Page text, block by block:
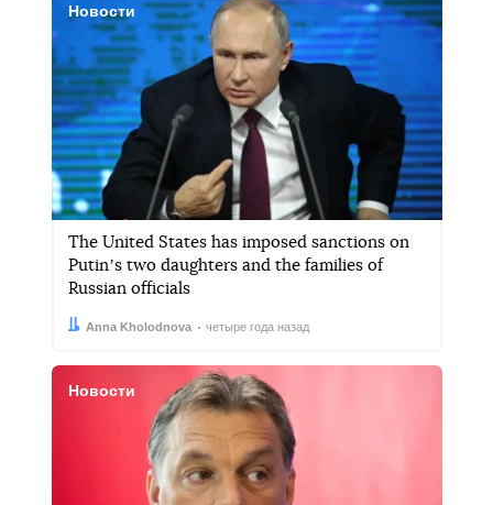
Новости
The United States has imposed sanctions on
Putinʼs two daughters and the families of
Russian officials
Автор:Anna Kholodnova
Дата: четыре года назад
Новости